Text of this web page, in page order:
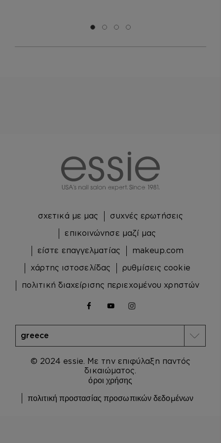
Μετάβαση σε διαφάνεια 0
Μετάβαση σε διαφάνεια 1
Μετάβαση σε διαφάνεια 2
Μετάβαση σε διαφάνεια 3
© 2024 essie. Με την επιφύλαξη παντός
δικαιώματος.
όροι χρήσης
πολιτική προστασίας προσωπικών δεδομένων
σχετικά με μας
συχνές ερωτήσεις
επικοινώνησε μαζί μας
είστε επαγγελματίας
makeup.com
χάρτης ιστοσελίδας
ρυθμίσεις cookie
πολιτική διαχείρισης περιεχομένου χρηστών
facebookyoutubeinstagram